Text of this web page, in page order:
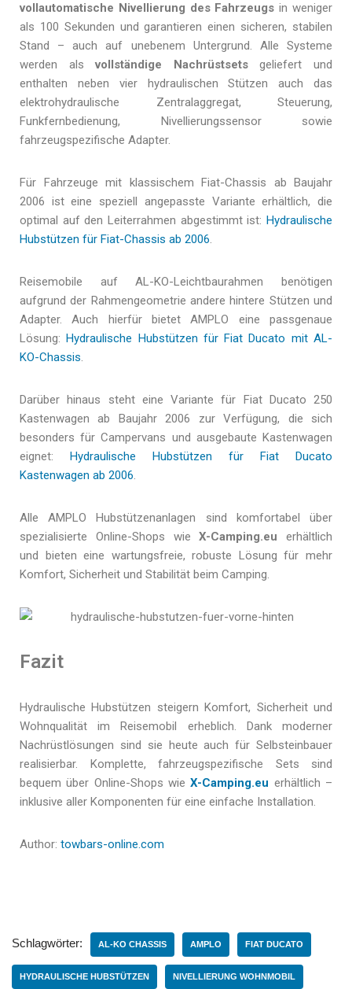
vollautomatische Nivellierung des Fahrzeugs in weniger
als 100 Sekunden und garantieren einen sicheren, stabilen
Stand – auch auf unebenem Untergrund. Alle Systeme
werden alsvollständige Nachrüstsetsgeliefert und
enthalten neben vier hydraulischen Stützen auch das
elektrohydraulische Zentralaggregat, Steuerung,
Funkfernbedienung, Nivellierungssensor sowie
fahrzeugspezifische Adapter.
Für Fahrzeuge mit klassischem Fiat-Chassis ab Baujahr
2006 ist eine speziell angepasste Variante erhältlich, die
optimal auf den Leiterrahmen abgestimmt ist: Hydraulische
Hubstützen für Fiat-Chassis ab 2006.
Reisemobile auf AL-KO-Leichtbaurahmen benötigen
aufgrund der Rahmengeometrie andere hintere Stützen und
Adapter. Auch hierfür bietet AMPLO eine passgenaue
Lösung: Hydraulische Hubstützen für Fiat Ducato mit AL-
KO-Chassis.
Darüber hinaus steht eine Variante für Fiat Ducato 250
Kastenwagen ab Baujahr 2006 zur Verfügung, die sich
besonders für Campervans und ausgebaute Kastenwagen
eignet:
Hydraulische Hubstützen für Fiat Ducato
Kastenwagen ab 2006.
Alle AMPLO Hubstützenanlagen sind komfortabel über
spezialisierte Online-Shops wieX-Camping.eu erhältlich
und bieten eine wartungsfreie, robuste Lösung für mehr
Komfort, Sicherheit und Stabilität beim Camping.
Fazit
Hydraulische Hubstützen steigern Komfort, Sicherheit und
Wohnqualität im Reisemobil erheblich. Dank moderner
Nachrüstlösungen sind sie heute auch für Selbsteinbauer
realisierbar. Komplette, fahrzeugspezifische Sets sind
bequem über Online-Shops wieX-Camping.eu erhältlich –
inklusive aller Komponenten für eine einfache Installation.
Author: towbars-online.com
Schlagwörter: AL-KO CHASSIS AMPLO FIAT DUCATO
HYDRAULISCHE HUBSTÜTZEN NIVELLIERUNG WOHNMOBIL